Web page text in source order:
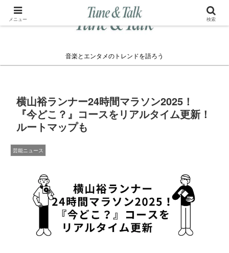
音楽とエンタメのトレンドを語ろう
横山裕ランナー24時間マラソン2025！
『今どこ？』コースをリアルタイム更新！
ルートマップも
芸能ニュース
メニュー 検索